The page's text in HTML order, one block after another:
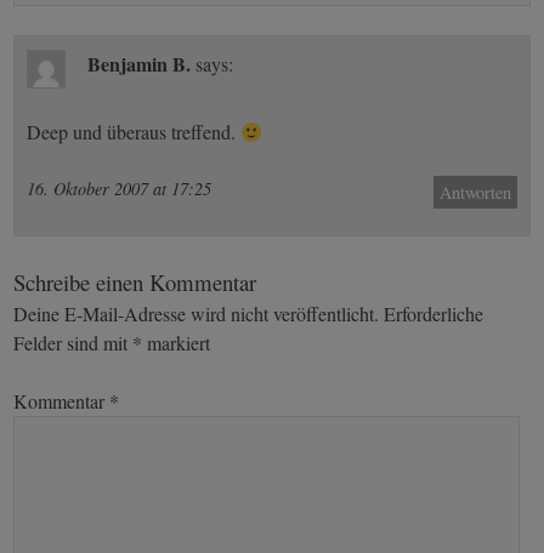
Benjamin B. says:
Deep und überaus treffend.
Antworten
16. Oktober 2007 at 17:25
Schreibe einen Kommentar
Deine E-Mail-Adresse wird nicht veröffentlicht. Erforderliche
Felder sind mit * markiert
Kommentar *